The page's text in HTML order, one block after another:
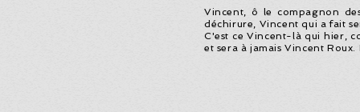
Vincent, ô le compagnon
déchirure, Vincent qui a fait
C'est ce Vincent-là qui hier,
et sera à jamaisVincent Roux.